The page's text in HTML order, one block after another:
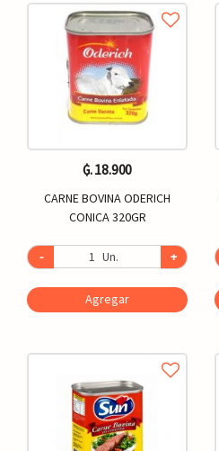
₲. 18.900
CARNE BOVINA ODERICH
CONICA 320GR
- Un. +
Agregar